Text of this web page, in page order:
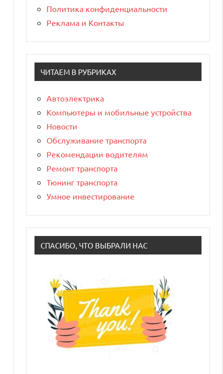
Политика конфиденциальности
Реклама и Контакты
ЧИТАЕМ В РУБРИКАХ
Автоэлектрика
Компьютеры и мобильные устройства
Новости
Обслуживание транспорта
Рекомендации водителям
Ремонт транспорта
Тюнинг транспорта
Умное инвестирование
СПАСИБО, ЧТО ВЫБРАЛИ НАС